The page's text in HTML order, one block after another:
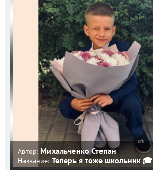
Автор: Михальченко Степан
Название: Теперь я тоже школьник 🎓